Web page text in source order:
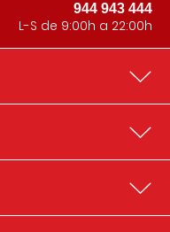
944 943 444
L-S de 9:00h a 22:00h